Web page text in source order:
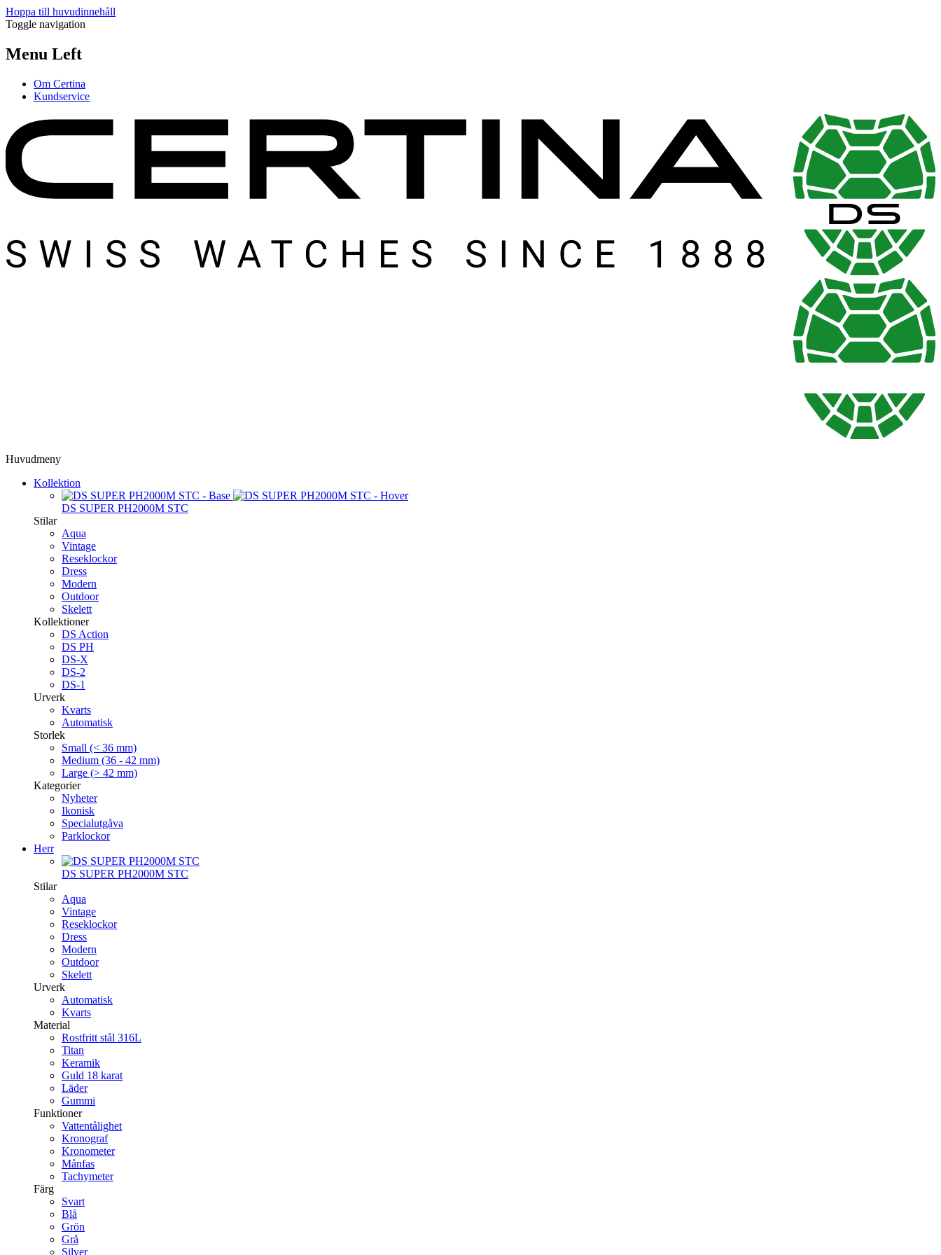
Hoppa till huvudinnehåll
Toggle navigation
Menu Left
Om Certina
Kundservice
Huvudmeny
Kollektion
DS SUPER PH2000M STC
Stilar
Aqua
Vintage
Reseklockor
Dress
Modern
Outdoor
Skelett
Kollektioner
DS Action
DS PH
DS-X
DS-2
DS-1
Urverk
Kvarts
Automatisk
Storlek
Small (< 36 mm)
Medium (36 - 42 mm)
Large (> 42 mm)
Kategorier
Nyheter
Ikonisk
Specialutgåva
Parklockor
Herr
DS SUPER PH2000M STC
Stilar
Aqua
Vintage
Reseklockor
Dress
Modern
Outdoor
Skelett
Urverk
Automatisk
Kvarts
Material
Rostfritt stål 316L
Titan
Keramik
Guld 18 karat
Läder
Gummi
Funktioner
Vattentålighet
Kronograf
Kronometer
Månfas
Tachymeter
Färg
Svart
Blå
Grön
Grå
Silver